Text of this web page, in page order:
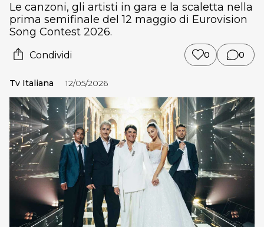
Le canzoni, gli artisti in gara e la scaletta nella
prima semifinale del 12 maggio di Eurovision
Song Contest 2026.
Condividi 0 0
Tv Italiana 12/05/2026